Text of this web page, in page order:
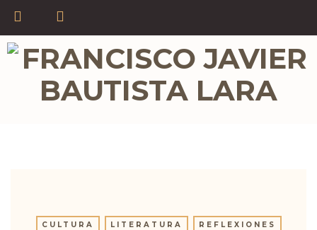
CULTURA LITERATURA REFLEXIONES